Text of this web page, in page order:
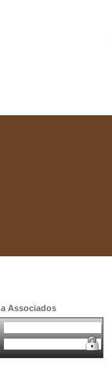
Associados